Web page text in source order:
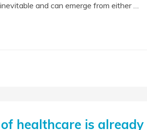
and can emerge from either …
healthcare is already